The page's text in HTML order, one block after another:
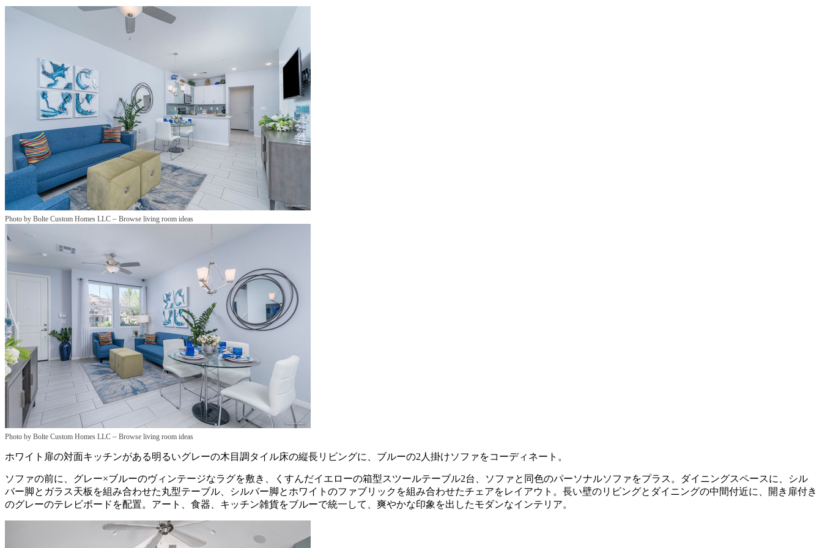
Photo by Bolte Custom Homes LLC – Browse living room ideas
Photo by Bolte Custom Homes LLC – Browse living room ideas
ホワイト扉の対面キッチンがある明るいグレーの木目調タイル床の縦長リビングに、ブルーの2人掛けソファをコーディネート。
ソファの前に、グレー×ブルーのヴィンテージなラグを敷き、くすんだイエローの箱型スツールテーブル2台、ソファと同色のパーソナルソファをプラス。ダイニングスペースに、シル
バー脚とガラス天板を組み合わせた丸型テーブル、シルバー脚とホワイトのファブリックを組み合わせたチェアをレイアウト。長い壁のリビングとダイニングの中間付近に、開き扉付き
のグレーのテレビボードを配置。アート、食器、キッチン雑貨をブルーで統一して、爽やかな印象を出したモダンなインテリア。